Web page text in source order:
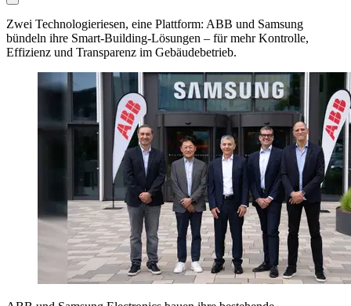
Zwei Technologieriesen, eine Plattform: ABB und Samsung
bündeln ihre Smart-Building-Lösungen – für mehr Kontrolle,
Effizienz und Transparenz im Gebäudebetrieb.